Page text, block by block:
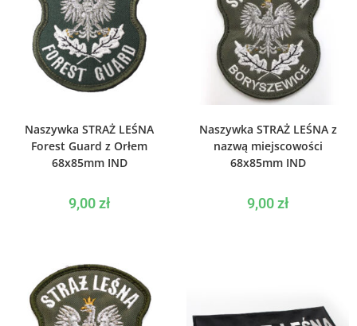
Naszywka STRAŻ LEŚNA
Forest Guard z Orłem
68x85mm IND
9,00zł
Naszywka STRAŻ LEŚNA z
nazwą miejscowości
68x85mm IND
9,00zł